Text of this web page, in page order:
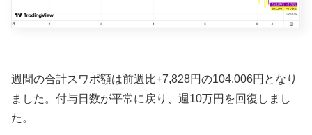
週間の合計スワポ額は前週比+7,828円の104,006円 となり
ました。付与日数が平常に戻り、週10万円を回復しまし
た。